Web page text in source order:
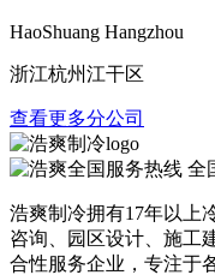
HaoShuang Hangzhou
浙江杭州江干区
查看更多分公司
全
浩爽制冷拥有17年以上
咨询、园区设计、施工
合性服务企业，专注于